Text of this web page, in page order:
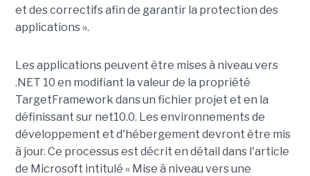
et des correctifs afin de garantir la protection des
applications ».
Les applications peuvent être mises à niveau vers
.NET 10 en modifiant la valeur de la propriété
TargetFramework dans un fichier projet et en la
définissant sur net10.0. Les environnements de
développement et d'hébergement devront être mis
à jour. Ce processus est décrit en détail dans l'article
de Microsoft intitulé « Mise à niveau vers une